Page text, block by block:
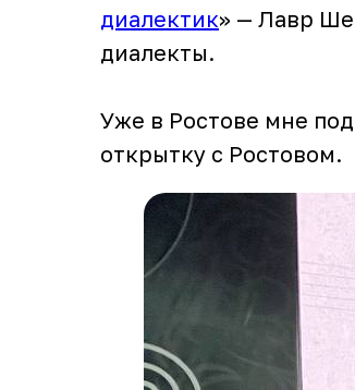
диалектик» — Лавр
диалекты.
Уже в Ростове мне
открытку с Ростовом.